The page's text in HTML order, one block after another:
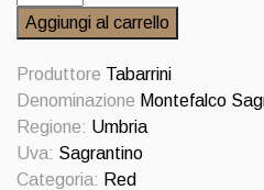
alle
Macchie
Montefalco
Sagrantino
2018
Tabarrini
quantità
Aggiungi al carrello
Produttore Tabarrini
Denominazione Montefalco
Regione: Umbria
Uva: Sagrantino
Categoria: Red